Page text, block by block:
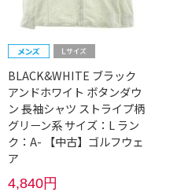
BLACK&WHITE ブラック
アンドホワイト ボタンダウ
ン 長袖シャツ ストライプ柄
グリーン系 サイズ：L ラン
ク：A- 【中古】ゴルフウェ
ア
4,840円